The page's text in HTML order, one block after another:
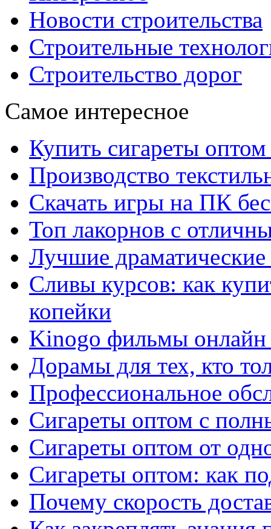
Новости строительства
Строительные
Строительство дорог
Самое интересное
Купить сигареты
Производство
Скачать игры на ПК
Топ лакорнов с
Лучшие
Сливы курсов: как
копейки
Kinogo фильмы онлайн
Дорамы для тех, кто
Профессиональное
Сигареты оптом с
Сигареты оптом от
Сигареты оптом: как
Почему скорость